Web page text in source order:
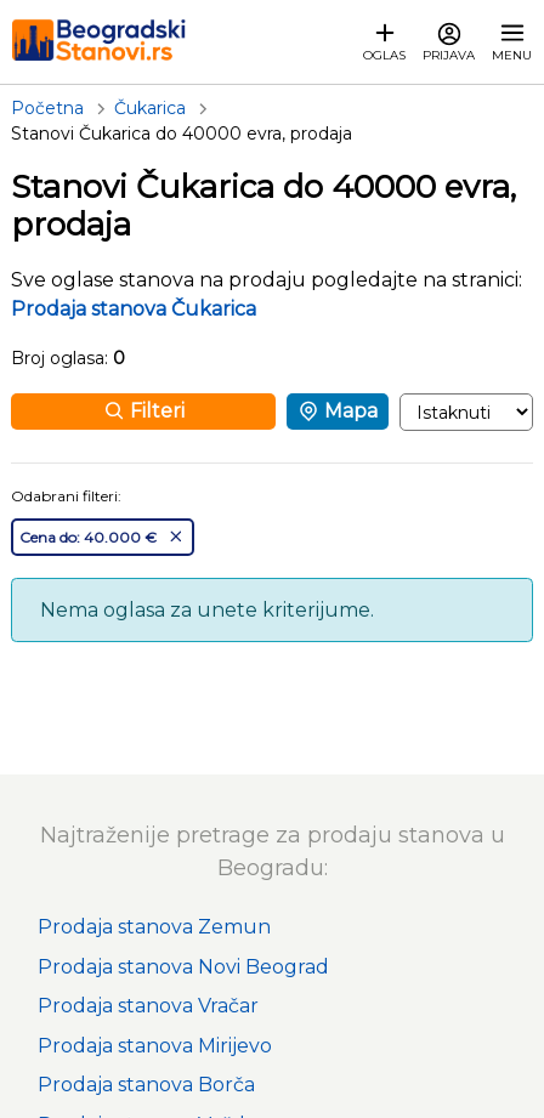
OGLAS PRIJAVA MENU
Početna
Čukarica
Stanovi Čukarica do 40000 evra, prodaja
Stanovi Čukarica do 40000 evra,
prodaja
Sve oglase stanova na prodaju pogledajte na stranici:
Prodaja stanova Čukarica
Broj oglasa: 0
Filteri Mapa
Odabrani filteri:
Cena do: 40.000 €
Nema oglasa za unete kriterijume.
Najtraženije pretrage za prodaju stanova u
Beogradu:
Prodaja stanova Zemun
Prodaja stanova Novi Beograd
Prodaja stanova Vračar
Prodaja stanova Mirijevo
Prodaja stanova Borča